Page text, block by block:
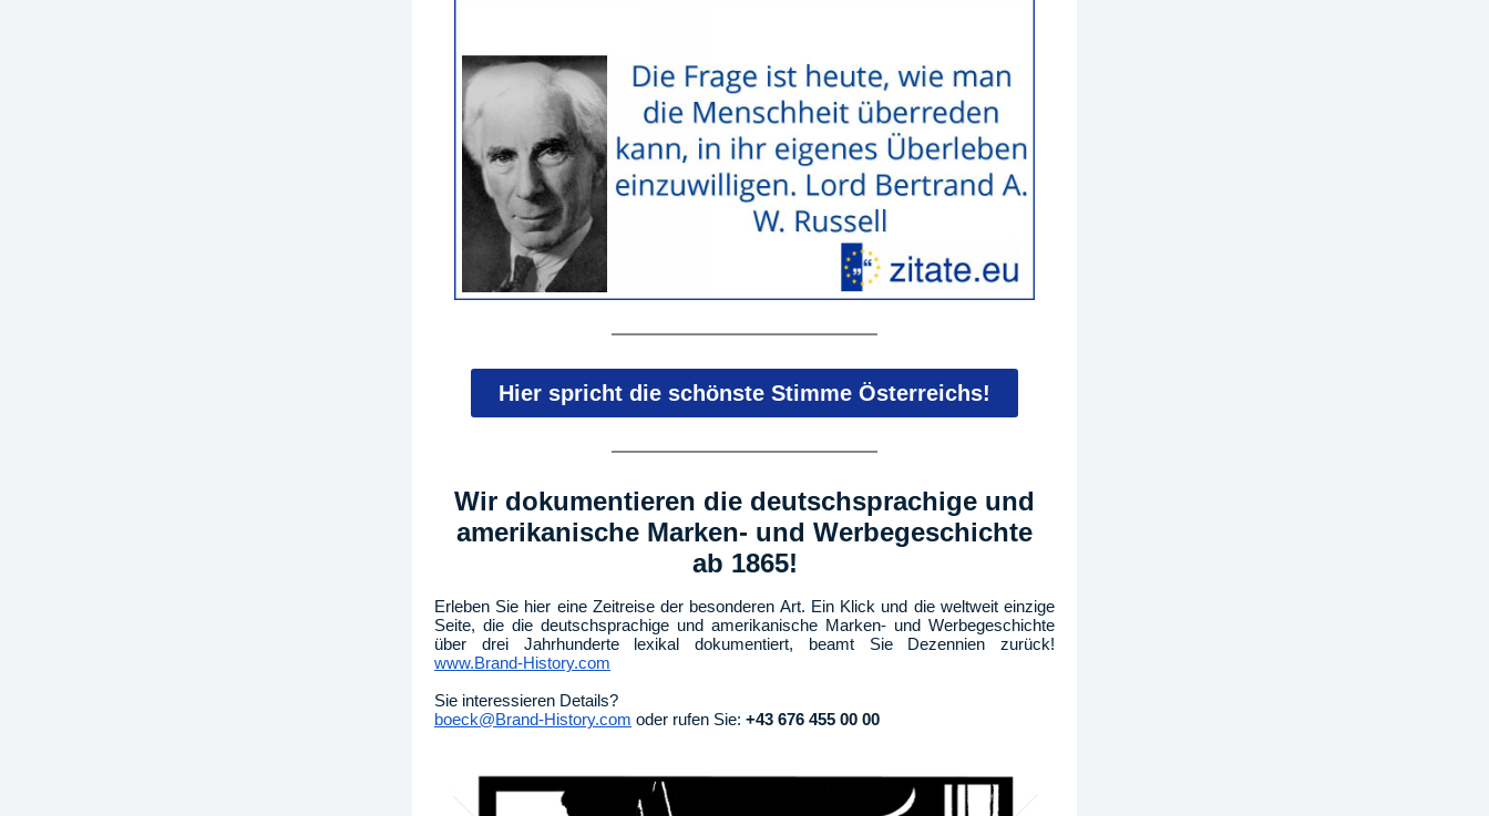
Hier spricht die schönste Stimme Österreichs!
Wir dokumentieren die deutschsprachige und
amerikanische Marken- und Werbegeschichte
ab 1865!
Erleben Sie hier eine Zeitreise der besonderen Art. Ein Klick und die weltweit einzige
Seite, die die deutschsprachige und amerikanische Marken- und Werbegeschichte
über drei Jahrhunderte lexikal dokumentiert, beamt Sie Dezennien zurück!
www.Brand-History.com
Sie interessieren Details?
boeck@Brand-History.com oder rufen Sie: +43 676 455 00 00